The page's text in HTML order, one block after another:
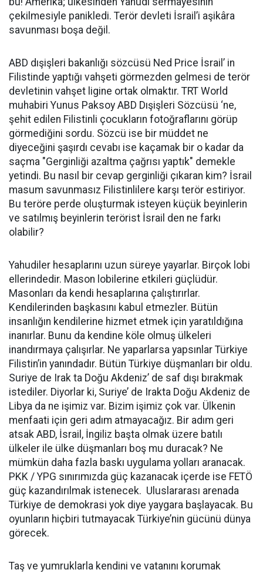
çekilmesiyle panikledi. Terör devleti İsrail’i aşikâra
savunması boşa değil.
ABD dışişleri bakanlığı sözcüsü Ned Price İsrail’ in
Filistinde yaptığı vahşeti görmezden gelmesi de terör
devletinin vahşet ligine ortak olmaktır. TRT World
muhabiri Yunus Paksoy ABD Dışişleri Sözcüsü ‘ne,
şehit edilen Filistinli çocukların fotoğraflarını görüp
görmediğini sordu. Sözcü ise bir müddet ne
diyeceğini şaşırdı cevabı ise kaçamak bir o kadar da
saçma "Gerginliği azaltma çağrısı yaptık" demekle
yetindi. Bu nasıl bir cevap gerginliği çıkaran kim? İsrail
masum savunmasız Filistinlilere karşı terör estiriyor.
Bu teröre perde oluşturmak isteyen küçük beyinlerin
ve satılmış beyinlerin terörist İsrail den ne farkı
olabilir?
Yahudiler hesaplarını uzun süreye yayarlar. Birçok lobi
ellerindedir. Mason lobilerine etkileri güçlüdür.
Masonları da kendi hesaplarına çalıştırırlar.
Kendilerinden başkasını kabul etmezler. Bütün
insanlığın kendilerine hizmet etmek için yaratıldığına
inanırlar. Bunu da kendine köle olmuş ülkeleri
inandırmaya çalışırlar. Ne yaparlarsa yapsınlar Türkiye
Filistin’in yanındadır. Bütün Türkiye düşmanları bir oldu.
Suriye de Irak ta Doğu Akdeniz’ de saf dışı bırakmak
istediler. Diyorlar ki, Suriye’ de Irakta Doğu Akdeniz de
Libya da ne işimiz var. Bizim işimiz çok var. Ülkenin
menfaati için geri adım atmayacağız. Bir adım geri
atsak ABD, İsrail, İngiliz başta olmak üzere batılı
ülkeler ile ülke düşmanları boş mu duracak? Ne
mümkün daha fazla baskı uygulama yolları aranacak.
PKK / YPG sınırımızda güç kazanacak içerde ise FETÖ
güç kazandırılmak istenecek. Uluslararası arenada
Türkiye de demokrasi yok diye yaygara başlayacak. Bu
oyunların hiçbiri tutmayacak Türkiye’nin gücünü dünya
görecek.
Taş ve yumruklarla kendini ve vatanını korumak